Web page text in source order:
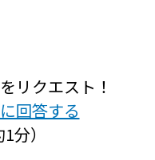
リクエスト！
回答する
分）